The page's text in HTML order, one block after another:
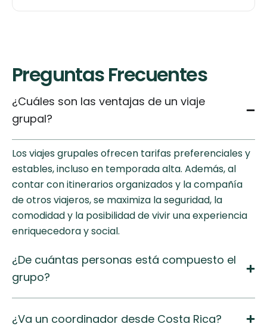
Preguntas Frecuentes
¿Cuáles son las ventajas de un viaje
grupal?
Los viajes grupales ofrecen tarifas preferenciales y
estables, incluso en temporada alta. Además, al
contar con itinerarios organizados y la compañía
de otros viajeros, se maximiza la seguridad, la
comodidad y la posibilidad de vivir una experiencia
enriquecedora y social.
¿De cuántas personas está compuesto el
grupo?
¿Va un coordinador desde Costa Rica?